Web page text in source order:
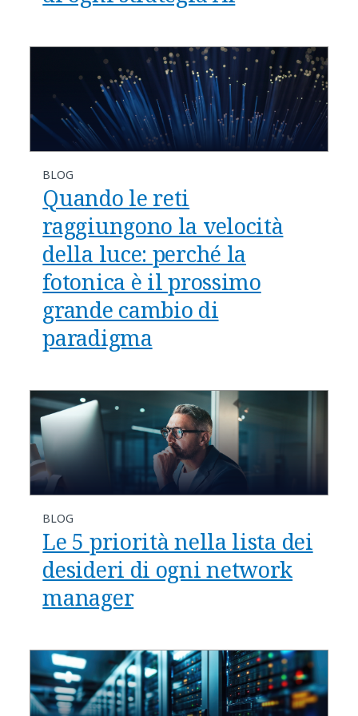
BLOG
Quando le reti
raggiungono la velocità
della luce: perché la
fotonica è il prossimo
grande cambio di
paradigma
BLOG
Le 5 priorità nella lista dei
desideri di ogni network
manager